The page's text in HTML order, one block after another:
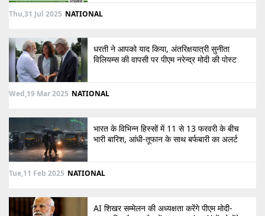
Thu,31 Jul 2025 NATIONAL
धरती ने आपको याद किया, अंतरिक्षयात्री सुनीता
विलियम्स की वापसी पर पीएम नरेन्द्र मोदी की पोस्ट
Wed,19 Mar 2025 NATIONAL
भारत के विभिन्न हिस्सों में 11 से 13 फरवरी के बीच
भारी बारिश, आंधी-तूफान के साथ बर्फबारी का अलर्ट
Tue,11 Feb 2025 NATIONAL
AI शिखर सम्मेलन की अध्यक्षता करेंगे पीएम मोदी-